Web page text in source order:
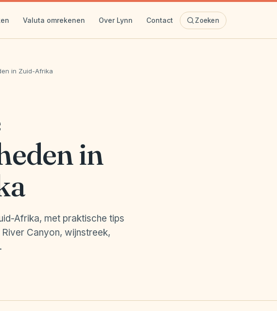
Valuta omrekenen Over Lynn Contact Zoeken
in Zuid-Afrika
in
Afrika, met praktische tips
Canyon, wijnstreek,